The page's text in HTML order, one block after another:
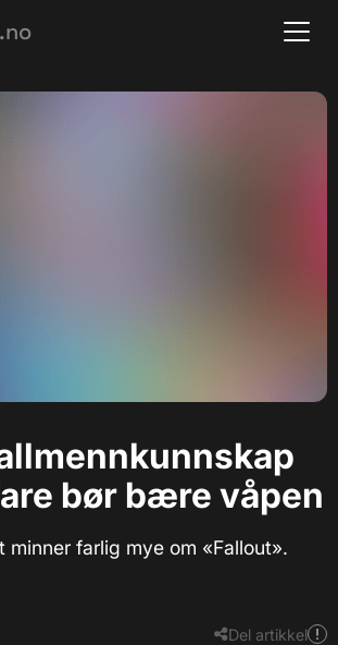
.no
bør bære våpen
minner farlig mye om «Fallout».
Del artikkel